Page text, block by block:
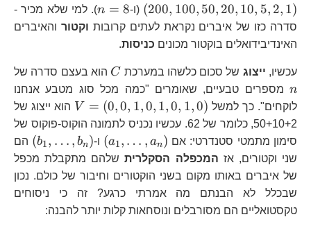
(200, 100, 50, 20, 10, 5, 2, 1) (ו- n=8
n = 8
). למי שלא מכיר -
סדרה כזו של איברים נקראת לעתים קרובות וקטור והאיברים
האינדיבידואלים בוקטור מכונים כניסות.
עכשיו, ייצוג של סכום כלשהו במערכת
C
C הוא בעצם סדרה של
n n מספרים טבעיים, שאומרים "כמה מכל סוג מטבע אנחנו
לוקחים". כך למשל
V = (0, 0, 1,0, 1,0, 1,0)
הוא ייצוג של
50+10+2, כלומר של 62. עכשיו נכניס לתמונה הוקוס-פוקוס של
סימון מתמטי סטנדרטי: אם
(a1, … , an) ו- (b1, … , bn)
הם
שני וקטורים, אז המכפלה הסקלריתשלהם מתקבלת מכפל
של איברים באותו מקום בשני הוקטורים וחיבור של כולם. נכון
שבכלל לא הבנתם מה אמרתי כרגע? זה כי ניסוחים
טקסטואליים הם מסורבלים ונוסחאות קלות יותר להבנה: